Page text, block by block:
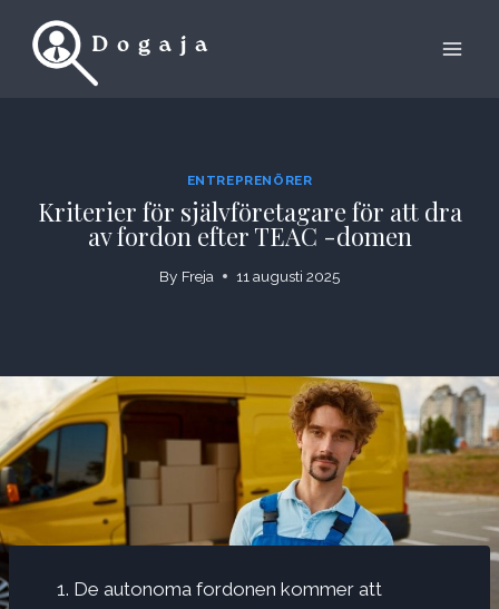
ENTREPRENÖRER
Kriterier för självföretagare för att dra
av fordon efter TEAC -domen
By Freja 11 augusti 2025
De autonoma fordonen kommer att